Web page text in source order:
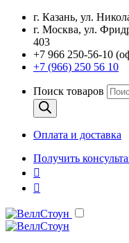
г. Казань, ул.
г. Москва, ул.
403
+7 966 250-56-10
+7 (966) 250 56 10
Поиск товаров
Оплата и доставка
Получить